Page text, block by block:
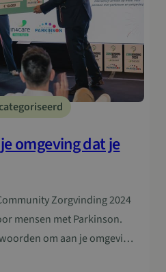
omgeving dat je
Zorgvinding 2024
mensen met Parkinson.
om aan je omgeving
is vaak lastig, zeker bij een